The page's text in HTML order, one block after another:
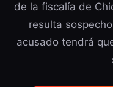
de la fiscalía de
resulta
acusado tendrá